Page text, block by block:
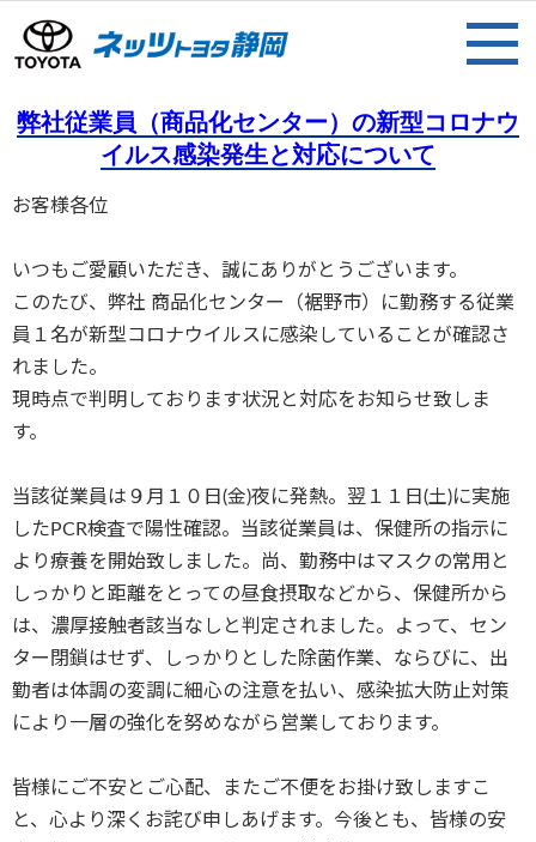
弊社従業員（商品化センター）の新型コロナウ
イルス感染発生と対応について
お客様各位
いつもご愛顧いただき、誠にありがとうございます。
このたび、弊社 商品化センター（裾野市）に勤務する従業
員１名が新型コロナウイルスに感染していることが確認さ
れました。
現時点で判明しております状況と対応をお知らせ致しま
す。
当該従業員は９月１０日(金)夜に発熱。翌１１日(土)に実施
したPCR検査で陽性確認。当該従業員は、保健所の指示に
より療養を開始致しました。尚、勤務中はマスクの常用と
しっかりと距離をとっての昼食摂取などから、保健所から
は、濃厚接触者該当なしと判定されました。よって、セン
ター閉鎖はせず、しっかりとした除菌作業、ならびに、出
勤者は体調の変調に細心の注意を払い、感染拡大防止対策
により一層の強化を努めながら営業しております。
皆様にご不安とご心配、またご不便をお掛け致しますこ
と、心より深くお詫び申しあげます。今後とも、皆様の安